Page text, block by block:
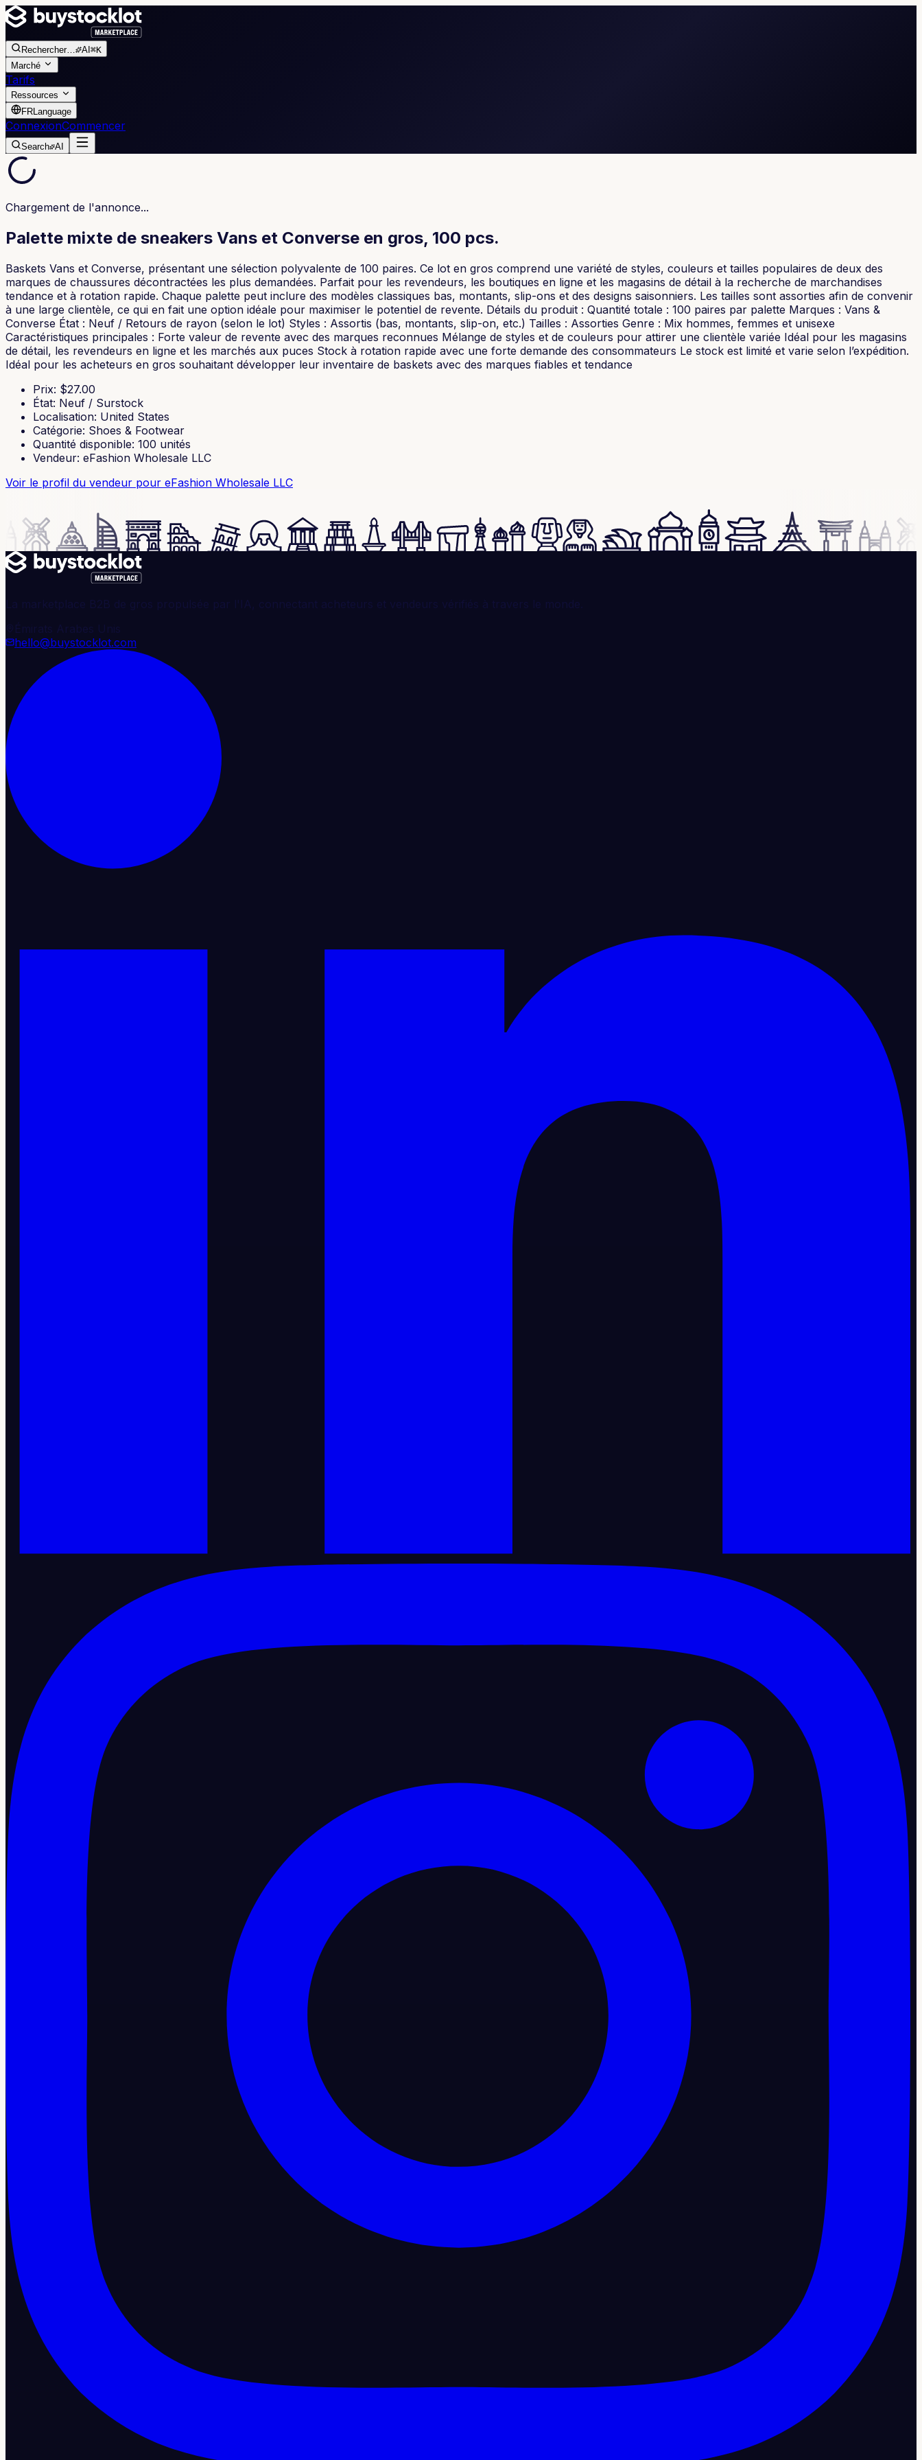
Rechercher… AI ⌘K
Marché
Tarifs
Ressources
FRLanguage
ConnexionCommencer
Search AI
Chargement de l'annonce...
Palette mixte de sneakers Vans et Converse en gros, 100 pcs.
Baskets Vans et Converse, présentant une sélection polyvalente de 100 paires. Ce lot en gros comprend une variété de styles, couleurs et tailles populaires de deux des
marques de chaussures décontractées les plus demandées. Parfait pour les revendeurs, les boutiques en ligne et les magasins de détail à la recherche de marchandises
tendance et à rotation rapide. Chaque palette peut inclure des modèles classiques bas, montants, slip-ons et des designs saisonniers. Les tailles sont assorties afin de convenir
à une large clientèle, ce qui en fait une option idéale pour maximiser le potentiel de revente. Détails du produit : Quantité totale : 100 paires par palette Marques : Vans &
Converse État : Neuf / Retours de rayon (selon le lot) Styles : Assortis (bas, montants, slip-on, etc.) Tailles : Assorties Genre : Mix hommes, femmes et unisexe
Caractéristiques principales : Forte valeur de revente avec des marques reconnues Mélange de styles et de couleurs pour attirer une clientèle variée Idéal pour les magasins
de détail, les revendeurs en ligne et les marchés aux puces Stock à rotation rapide avec une forte demande des consommateurs Le stock est limité et varie selon l’expédition.
Idéal pour les acheteurs en gros souhaitant développer leur inventaire de baskets avec des marques fiables et tendance
Prix: $27.00
État: Neuf / Surstock
Localisation: United States
Catégorie: Shoes & Footwear
Quantité disponible: 100 unités
Vendeur: eFashion Wholesale LLC
Voir le profil du vendeur pour eFashion Wholesale LLC
La marketplace B2B de gros propulsée par l'IA, connectant acheteurs et vendeurs vérifiés à travers le monde.
Émirats Arabes Unis
hello@buystocklot.com